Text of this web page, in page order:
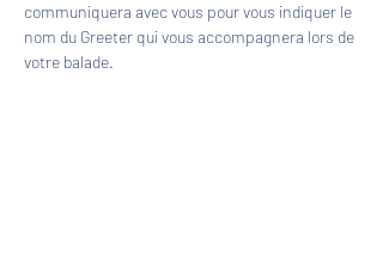
communiquera avec vous pour vous indiquer le
nom du Greeter qui vous accompagnera lors de
votre balade.